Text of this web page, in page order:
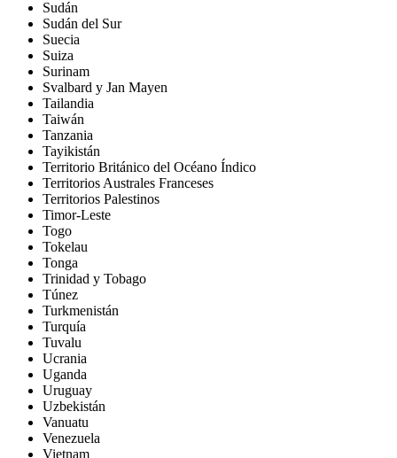
Sudán
Sudán del Sur
Suecia
Suiza
Surinam
Svalbard y Jan Mayen
Tailandia
Taiwán
Tanzania
Tayikistán
Territorio Británico del Océano Índico
Territorios Australes Franceses
Territorios Palestinos
Timor-Leste
Togo
Tokelau
Tonga
Trinidad y Tobago
Túnez
Turkmenistán
Turquía
Tuvalu
Ucrania
Uganda
Uruguay
Uzbekistán
Vanuatu
Venezuela
Vietnam